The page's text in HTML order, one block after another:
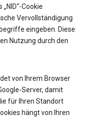
Cookie
Vervollständigung
eingeben. Diese
Nutzung durch den
von Ihrem Browser
Server, damit
für Ihren Standort
hängt von Ihren